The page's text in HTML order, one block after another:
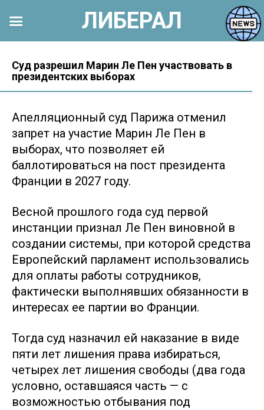
контенту
Суд разрешил Марин Ле Пен участвовать в
президентских выборах
Апелляционный суд Парижа отменил
запрет на участие Марин Ле Пен в
выборах, что позволяет ей
баллотироваться на пост президента
Франции в 2027 году.
Весной прошлого года суд первой
инстанции признал Ле Пен виновной в
создании системы, при которой средства
Европейский парламент использовались
для оплаты работы сотрудников,
фактически выполнявших обязанности в
интересах ее партии во Франции.
Тогда суд назначил ей наказание в виде
пяти лет лишения права избираться,
четырех лет лишения свободы (два года
условно, оставшаяся часть — с
возможностью отбывания под
ЛИБЕРАЛ